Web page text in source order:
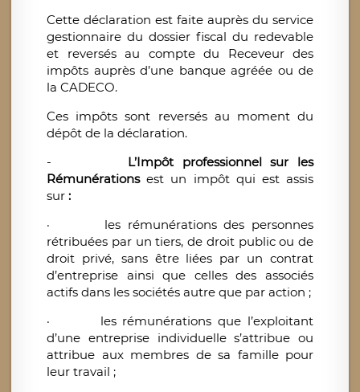
Cette déclaration est faite auprès du service
gestionnaire du dossier fiscal du redevable
et reversés au compte du Receveur des
impôts auprès d’une banque agréée ou de
la CADECO.
Ces impôts sont reversés au moment du
dépôt de la déclaration.
- L’Impôt professionnel sur les
Rémunérationsest un impôt qui est assis
sur :
· les rémunérations des personnes
rétribuées par un tiers, de droit public ou de
droit privé, sans être liées par un contrat
d’entreprise ainsi que celles des associés
actifs dans les sociétés autre que par action ;
· les rémunérations que l’exploitant
d’une entreprise individuelle s’attribue ou
attribue aux membres de sa famille pour
leur travail ;